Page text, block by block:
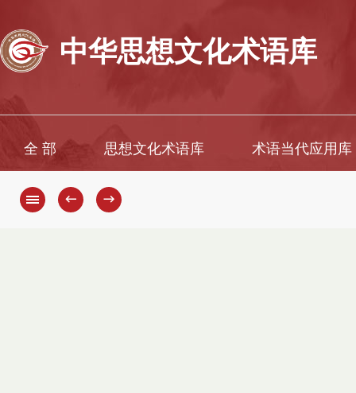
中华思想文化术语库
全 部 思想文化术语库 术语当代应用库
← →